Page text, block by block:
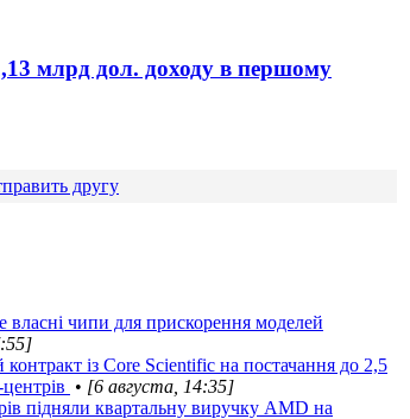
млрд дол. доходу в першому
другу
власні чипи для прискорення моделей
із Core Scientific на постачання до 2,5
• [6 августа, 14:35]
підняли квартальну виручку AMD на